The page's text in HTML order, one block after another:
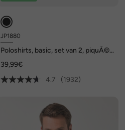
JP1880
Poloshirts, basic, set van 2, piquÃ©,
39,99€
4.7
(1932)